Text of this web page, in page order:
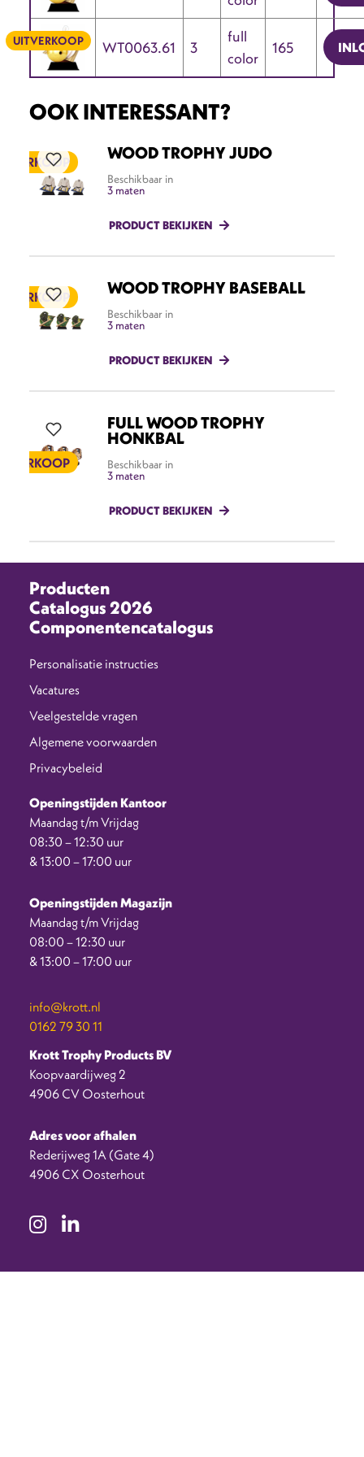
UITVERKOOP WT0063.61 3
full
color
165
OOK INTERESSANT?
WOOD TROPHY JUDO
Beschikbaar in
3 maten
PRODUCT BEKIJKEN
WOOD TROPHY BASEBALL
Beschikbaar in
3 maten
PRODUCT BEKIJKEN
FULL WOOD TROPHY
HONKBAL
Beschikbaar in
3 maten
PRODUCT BEKIJKEN
Producten
Catalogus 2026
Componentencatalogus
Personalisatie instructies
Vacatures
Veelgestelde vragen
Algemene voorwaarden
Privacybeleid
Openingstijden Kantoor
Maandag t/m Vrijdag
08:30 – 12:30 uur
& 13:00 – 17:00 uur
Openingstijden Magazijn
Maandag t/m Vrijdag
08:00 – 12:30 uur
& 13:00 – 17:00 uur
info@krott.nl
0162 79 30 11
Krott Trophy Products BV
Koopvaardijweg 2
4906 CV Oosterhout
Adres voor afhalen
Rederijweg 1A (Gate 4)
4906 CX Oosterhout